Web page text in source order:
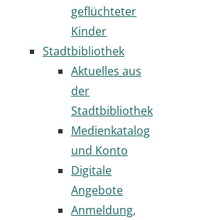
geflüchteter
Kinder
Stadtbibliothek
Aktuelles aus
der
Stadtbibliothek
Medienkatalog
und Konto
Digitale
Angebote
Anmeldung,